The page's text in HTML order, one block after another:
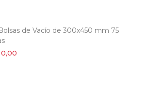
de Vacío de 300x450 mm 75